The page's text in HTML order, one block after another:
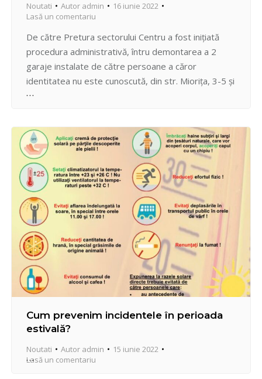
Noutati Autor admin
16 iunie 2022
Lasă un comentariu
De către Pretura sectorului Centru a fost inițiată
procedura administrativă, întru demontarea a 2
garaje instalate de către persoane a căror
identitatea nu este cunoscută, din str. Miorița, 3-5 și
Drumul Viilor, 42/3. Persoanele care pot revendica
administrativă nominalizată, nu s-au prezentat la
Pretura sectorului Centru, str. Bulgară, 43,…
Cum prevenim incidentele în perioada
estivală?
Noutati Autor admin
15 iunie 2022
Lasă un comentariu